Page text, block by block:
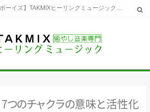
【株式会社チワワボーイズ】TAKMIXヒーリングミュージックへようこそ。TAKMIXヒーリングミュージックは貴方に特別な癒やしの時間をご提供致します。
ホーム
睡眠
7つのチャクラの意味と 活性化